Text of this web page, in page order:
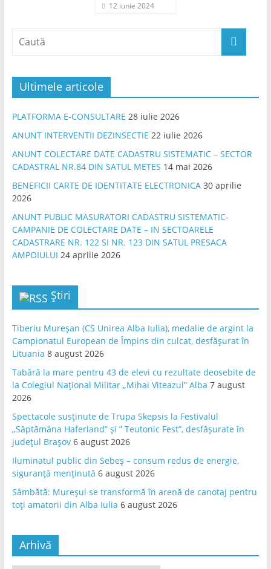
12 iunie 2024
Ultimele articole
PLATFORMA E-CONSULTARE 28 iulie 2026
ANUNT INTERVENTII DEZINSECTIE 22 iulie 2026
ANUNT COLECTARE DATE CADASTRU SISTEMATIC – SECTOR
CADASTRAL NR.84 DIN SATUL METES 14 mai 2026
BENEFICII CARTE DE IDENTITATE ELECTRONICA 30 aprilie
2026
ANUNT PUBLIC MASURATORI CADASTRU SISTEMATIC-
CAMPANIE DE COLECTARE DATE – IN SECTOARELE
CADASTRARE NR. 122 SI NR. 123 DIN SATUL PRESACA
AMPOIULUI 24 aprilie 2026
Știri
Tiberiu Mureșan (CS Unirea Alba Iulia), medalie de argint la
Campionatul European de Împins din culcat, desfășurat în
Lituania 8 august 2026
Tabără la mare pentru 43 de elevi cu rezultate deosebite de
la Colegiul Național Militar „Mihai Viteazul” Alba 7 august
2026
Spectacole susținute de Trupa Skepsis la Festivalul
„Săptămâna Haferland” și ” Teutonic Fest”, desfășurate în
județul Brașov 6 august 2026
Iluminatul public din Sebeș – consum redus de energie,
siguranță menținută 6 august 2026
Sâmbătă: Mureșul se transformă în arenă de canotaj pentru
toți amatorii din Alba Iulia 6 august 2026
Arhivă